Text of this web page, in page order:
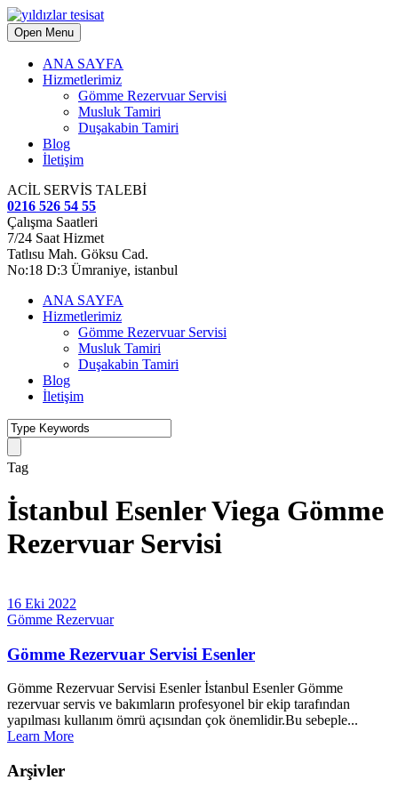
Open Menu
ANA SAYFA
Hizmetlerimiz
Gömme Rezervuar Servisi
Musluk Tamiri
Duşakabin Tamiri
Blog
İletişim
ACİL SERVİS TALEBİ
0216 526 54 55
Çalışma Saatleri
7/24 Saat Hizmet
Tatlısu Mah. Göksu Cad.
No:18 D:3 Ümraniye, istanbul
ANA SAYFA
Hizmetlerimiz
Gömme Rezervuar Servisi
Musluk Tamiri
Duşakabin Tamiri
Blog
İletişim
Tag
İstanbul Esenler Viega Gömme
Rezervuar Servisi
16 Eki 2022
Gömme Rezervuar
Gömme Rezervuar Servisi Esenler
Gömme Rezervuar Servisi Esenler İstanbul Esenler Gömme
rezervuar servis ve bakımların profesyonel bir ekip tarafından
yapılması kullanım ömrü açısından çok önemlidir.Bu sebeple...
Learn More
Arşivler